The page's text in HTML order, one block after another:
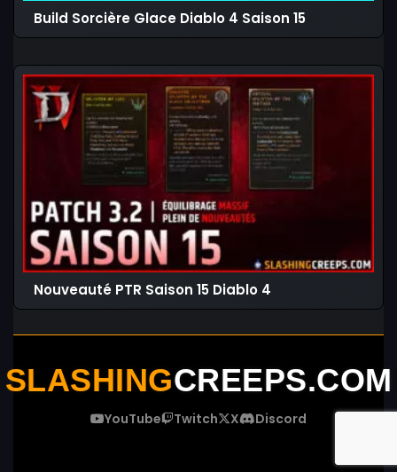
Build Sorcière Glace Diablo 4 Saison 15
Nouveauté PTR Saison 15 Diablo 4
SLASHINGCREEPS.COM
YouTube Twitch X Discord